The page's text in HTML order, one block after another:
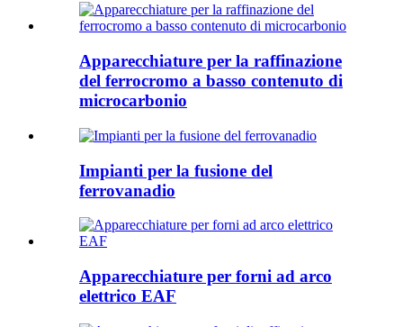
Apparecchiature per la raffinazione
del ferrocromo a basso contenuto di
microcarbonio
Impianti per la fusione del
ferrovanadio
Apparecchiature per forni ad arco
elettrico EAF